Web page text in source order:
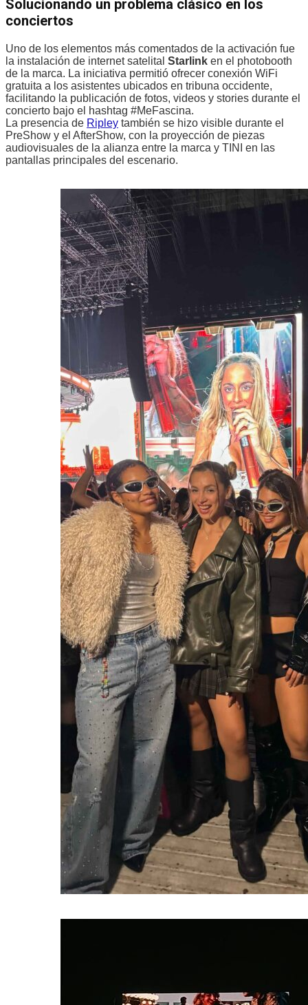
Solucionando un problema clásico en los
conciertos
Uno de los elementos más comentados de la activación fue
la instalación de internet satelital Starlink en el photobooth
de la marca. La iniciativa permitió ofrecer conexión WiFi
gratuita a los asistentes ubicados en tribuna occidente,
facilitando la publicación de fotos, videos y stories durante el
concierto bajo el hashtag #MeFascina.
La presencia de Ripley también se hizo visible durante el
PreShow y el AfterShow, con la proyección de piezas
audiovisuales de la alianza entre la marca y TINI en las
pantallas principales del escenario.